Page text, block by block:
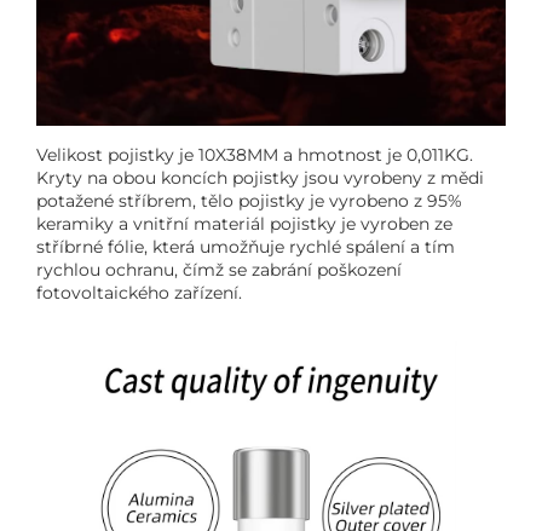
Velikost pojistky je 10X38MM a hmotnost je 0,011KG.
Kryty na obou koncích pojistky jsou vyrobeny z mědi
potažené stříbrem, tělo pojistky je vyrobeno z 95%
keramiky a vnitřní materiál pojistky je vyroben ze
stříbrné fólie, která umožňuje rychlé spálení a tím
rychlou ochranu, čímž se zabrání poškození
fotovoltaického zařízení.